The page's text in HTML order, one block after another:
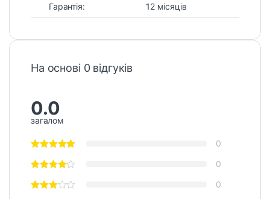
Гарантія: 12 місяців
На основі 0 відгуків
0.0
загалом
0
0
0